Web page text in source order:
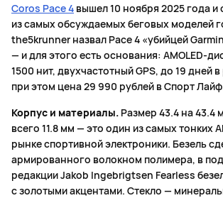
Coros Pace 4 вышел 10 ноября 2025 года и
из самых обсуждаемых беговых моделей
the5krunner назвал Pace 4 «убийцей
— и для этого есть основания: AMOLED-
1500 нит, двухчастотный GPS, до 19 дней
при этом цена 29 990 рублей в Спорт
Корпус и материалы. Размер 43.4 на 43.4
всего 11.8 мм — это один из самых тонких
рынке спортивной электроники. Безель
армированного волокном полимера, в
редакции Jakob Ingebrigtsen Fearless
с золотыми акцентами. Стекло —